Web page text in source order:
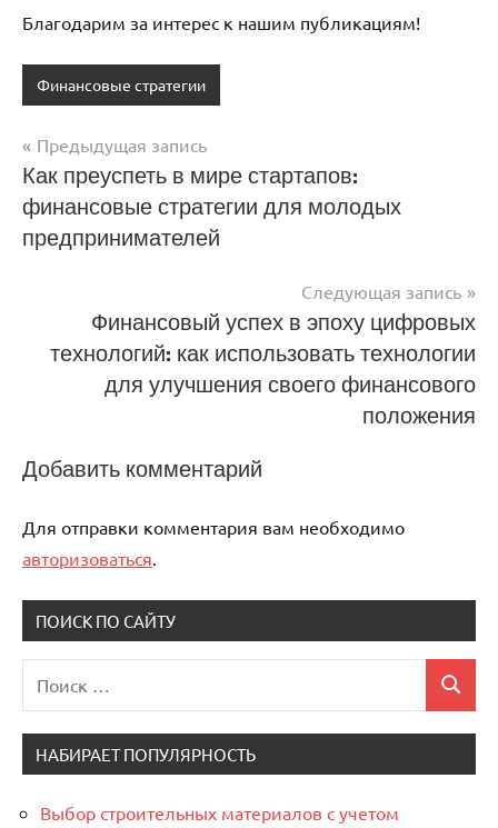
Благодарим за интерес к нашим публикациям!
Финансовые стратегии
Навигация
по
записям
Предыдущая запись
Как преуспеть в мире стартапов:
финансовые стратегии для молодых
предпринимателей
Следующая запись
Финансовый успех в эпоху цифровых
технологий: как использовать технологии
для улучшения своего финансового
положения
Добавить комментарий
Для отправки комментария вам необходимо
авторизоваться
ПОИСК ПО САЙТУ
для:
Поиск
НАБИРАЕТ ПОПУЛЯРНОСТЬ
Выбор строительных материалов с учетом